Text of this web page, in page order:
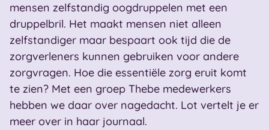
mensen zelfstandig oogdruppelen met een
druppelbril. Het maakt mensen niet alleen
zelfstandiger maar bespaart ook tijd die de
zorgverleners kunnen gebruiken voor andere
zorgvragen. Hoe die essentiële zorg eruit komt
te zien? Met een groep Thebe medewerkers
hebben we daar over nagedacht. Lot vertelt je er
meer over in haar journaal.